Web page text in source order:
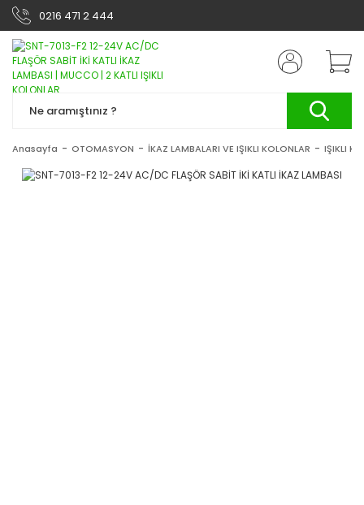
0216 471 2 444
Anasayfa OTOMASYON İKAZ LAMBALARI VE IŞIKLI KOLONLAR IŞIKLI